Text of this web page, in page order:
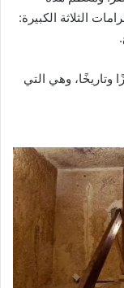
الثلاثة الكبيرة:
وتاريخًا، وهي التي